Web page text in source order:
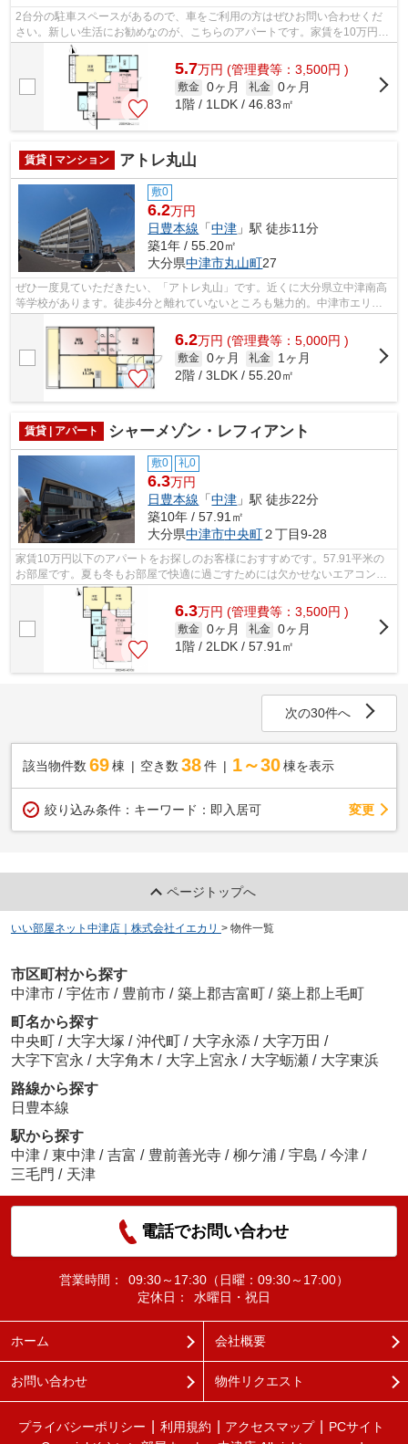
2台分の駐車スペースがあるので、車をご利用の方はぜひお問い合わせくだ
さい。新しい生活にお勧めなのが、こちらのアパートです。家賃を10万円以
下に抑えることができます。新しい日々...
5.7万円 (管理費等：3,500円 )
敷金 0ヶ月 礼金 0ヶ月
1階 / 1LDK / 46.83㎡
賃貸 | マンション アトレ丸山
敷0
6.2万円
日豊本線 「中津 」駅 徒歩11分
築1年 / 55.20㎡
大分県中津市丸山町27
ぜひ一度見ていただきたい、「アトレ丸山」です。近くに大分県立中津南高
等学校があります。徒歩4分と離れていないところも魅力的。中津市エリア
の賃貸情報はイエカリにお問い合わせく...
6.2万円 (管理費等：5,000円 )
敷金 0ヶ月 礼金
1ヶ月
2階 / 3LDK / 55.20㎡
賃貸 | アパート シャーメゾン・レフィアント
敷0 礼0
6.3万円
日豊本線 「中津 」駅 徒歩22分
築10年 / 57.91㎡
大分県中津市中央町２丁目9-28
家賃10万円以下のアパートをお探しのお客様におすすめです。57.91平米の
お部屋です。夏も冬もお部屋で快適に過ごすためには欠かせないエアコン付
きです。素敵なデザインでゆとりのある...
6.3万円 (管理費等：3,500円 )
敷金 0ヶ月 礼金 0ヶ月
1階 / 2LDK / 57.91㎡
次の30件へ
該当物件数 69棟 空き数 38 件 1～30 棟を表示
絞り込み条件： キーワード：即入居可 変更
ページトップへ
いい部屋ネット中津店｜株式会社イエカリ > 物件一覧
市区町村から探す
中津市 / 宇佐市 / 豊前市 / 築上郡吉富町 / 築上郡上毛町
町名から探す
中央町 / 大字大塚 / 沖代町 / 大字永添 / 大字万田 /
大字下宮永 / 大字角木 / 大字上宮永 / 大字蛎瀬 / 大字東浜
路線から探す
日豊本線
駅から探す
中津 / 東中津 / 吉富 / 豊前善光寺 / 柳ケ浦 / 宇島 / 今津 /
三毛門 / 天津
電話でお問い合わせ
営業時間：
09:30～17:30（日曜：09:30～17:00）
定休日：
水曜日・祝日
ホーム 会社概要
お問い合わせ 物件リクエスト
プライバシーポリシー 利用規約 アクセスマップ
PCサイト